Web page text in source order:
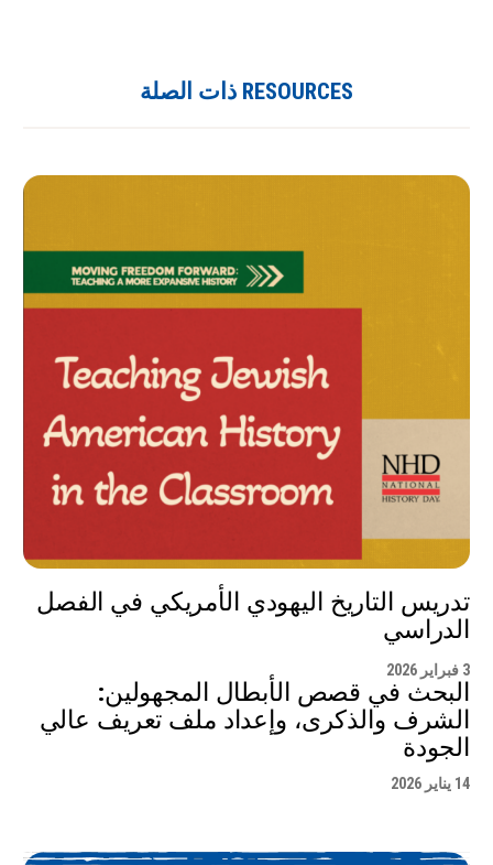
RESOURCES ذات الصلة
تدريس التاريخ اليهودي الأمريكي في الفصل
الدراسي
3 فبراير 2026
البحث في قصص الأبطال المجهولين:
الشرف والذكرى، وإعداد ملف تعريف عالي
الجودة
14 يناير 2026